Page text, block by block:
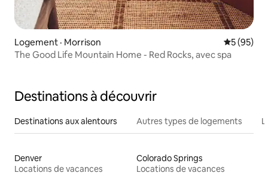
Logement · Morrison Note
5 (95)
The Good Life Mountain Home - Red Rocks, avec spa
Destinations à découvrir
Destinations aux alentours Autres types de logements
Denver
Locations de vacances
Colorado Springs
Locations de vacances